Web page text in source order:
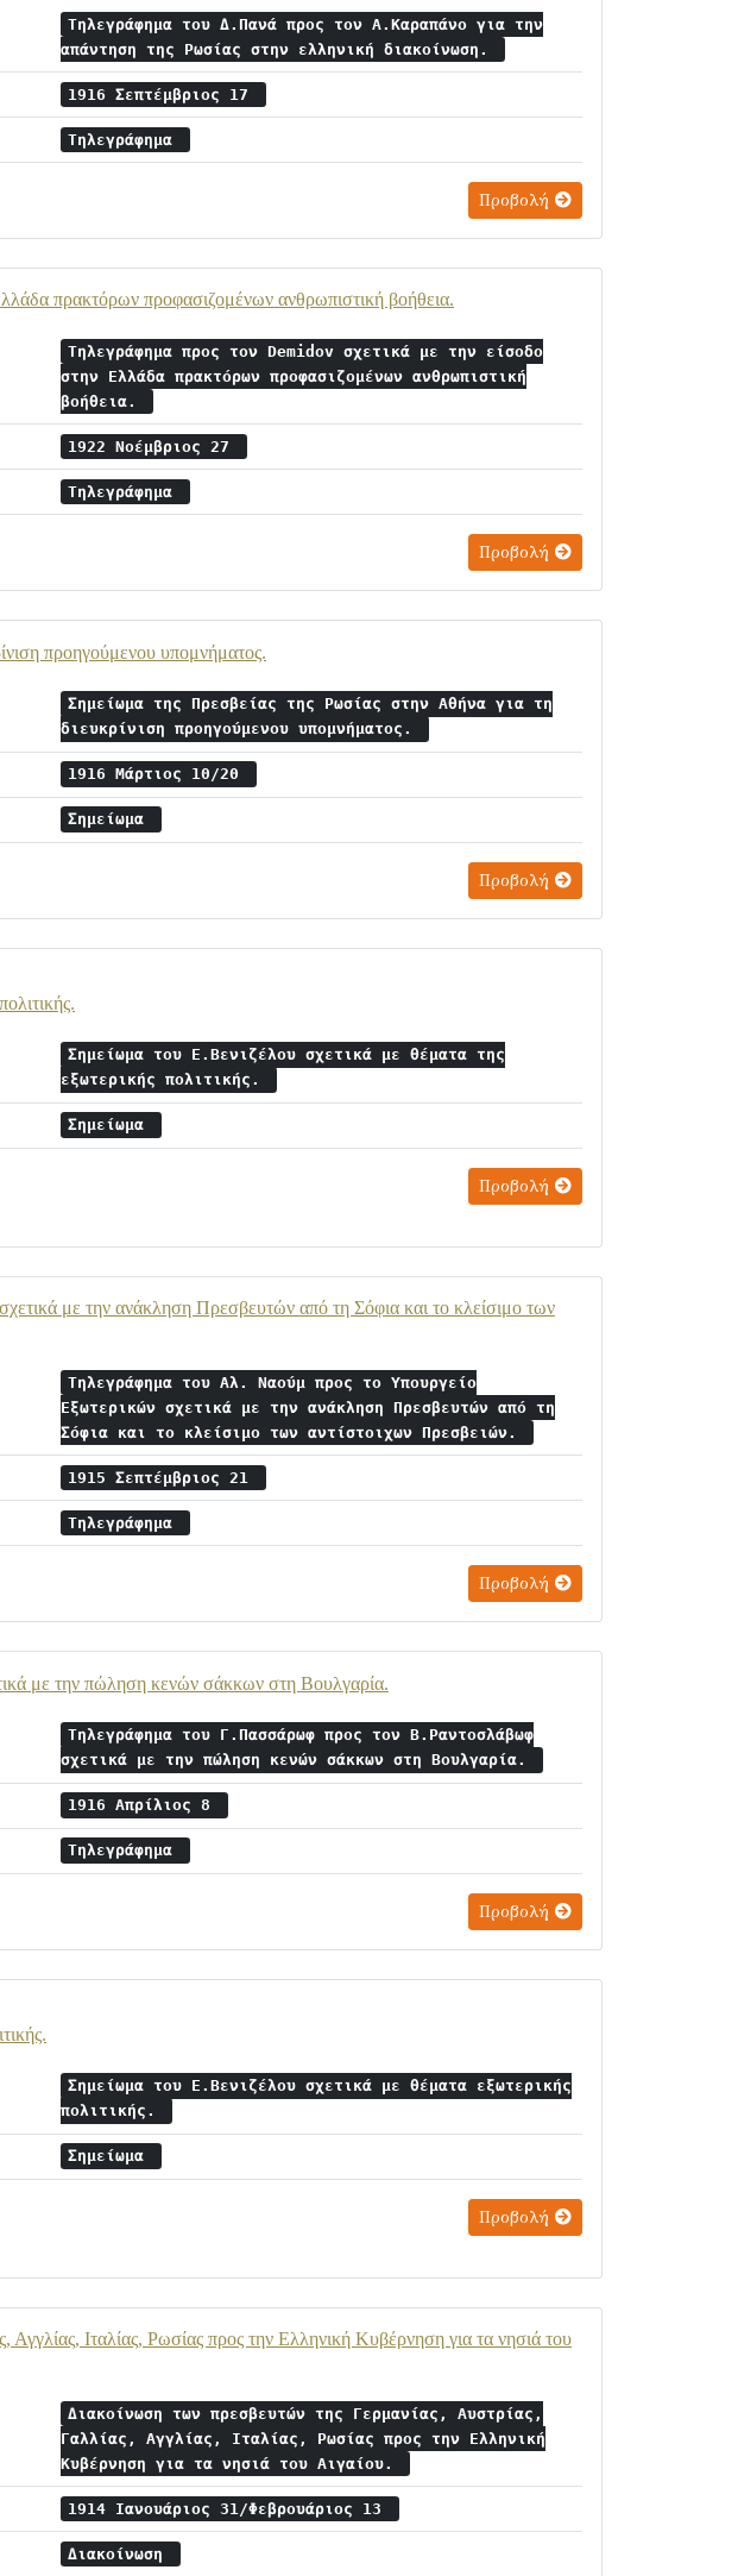
Τηλεγράφημα του Δ.Πανά προς τον Α.Καραπάνο για την
απάντηση της Ρωσίας στην ελληνική διακοίνωση.
1916 Σεπτέμβριος 17
Τηλεγράφημα
Προβολή
πρακτόρων προφασιζομένων ανθρωπιστική βοήθεια.
Τηλεγράφημα προς τον Demidov σχετικά με την είσοδο
στην Ελλάδα πρακτόρων προφασιζομένων ανθρωπιστική
βοήθεια.
1922 Νοέμβριος 27
Τηλεγράφημα
Προβολή
προηγούμενου υπομνήματος.
Σημείωμα της Πρεσβείας της Ρωσίας στην Αθήνα για τη
διευκρίνιση προηγούμενου υπομνήματος.
1916 Μάρτιος 10/20
Σημείωμα
Προβολή
Σημείωμα του Ε.Βενιζέλου σχετικά με θέματα της
εξωτερικής πολιτικής.
Σημείωμα
Προβολή
με την ανάκληση Πρεσβευτών από τη Σόφια και το κλείσιμο των
Τηλεγράφημα του Αλ. Ναούμ προς το Υπουργείο
Εξωτερικών σχετικά με την ανάκληση Πρεσβευτών από τη
Σόφια και το κλείσιμο των αντίστοιχων Πρεσβειών.
1915 Σεπτέμβριος 21
Τηλεγράφημα
Προβολή
με την πώληση κενών σάκκων στη Βουλγαρία.
Τηλεγράφημα του Γ.Πασσάρωφ προς τον Β.Ραντοσλάβωφ
σχετικά με την πώληση κενών σάκκων στη Βουλγαρία.
1916 Απρίλιος 8
Τηλεγράφημα
Προβολή
Σημείωμα του Ε.Βενιζέλου σχετικά με θέματα εξωτερικής
πολιτικής.
Σημείωμα
Προβολή
Ιταλίας, Ρωσίας προς την Ελληνική Κυβέρνηση για τα νησιά του
Διακοίνωση των πρεσβευτών της Γερμανίας, Αυστρίας,
Γαλλίας, Αγγλίας, Ιταλίας, Ρωσίας προς την Ελληνική
Κυβέρνηση για τα νησιά του Αιγαίου.
1914 Ιανουάριος 31/Φεβρουάριος 13
Διακοίνωση